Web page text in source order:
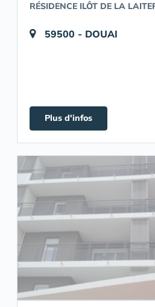
RÉSIDENCE ILÔT DE LA
59500 - DOUAI
Plus d'infos